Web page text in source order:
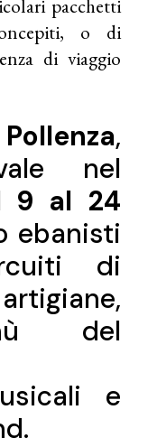
pacchetti
o di
di viaggio
Pollenza,
nel
9 al 24
ebanisti
di
del
e